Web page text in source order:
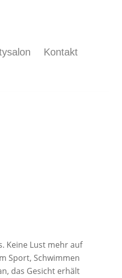
Kontakt
Keine Lust mehr auf
Sport, Schwimmen
das Gesicht erhält